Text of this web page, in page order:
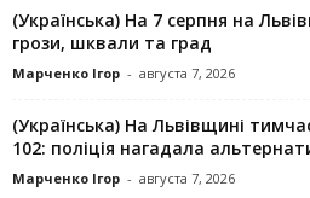
(Українська) На 7 серпня на
грози, шквали та град
Марченко Ігор - августа 7, 2026
(Українська) На Львівщині
102: поліція нагадала
Марченко Ігор - августа 7, 2026